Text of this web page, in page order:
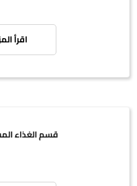
اقرأ
قسم الغذاء